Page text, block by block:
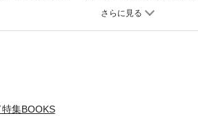
』（2014年9月6日号）の第2特集を電子化
集BOOKS